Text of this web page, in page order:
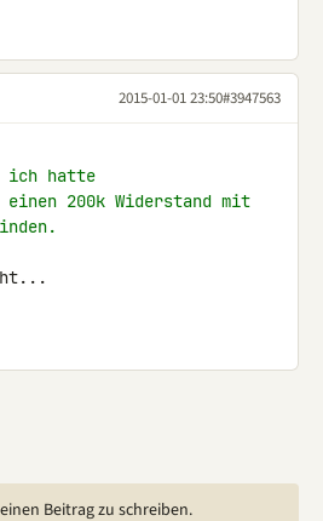
2015-01-01 23:50#3947563
ich hatte
200k Widerstand mit
Beitrag zu schreiben.